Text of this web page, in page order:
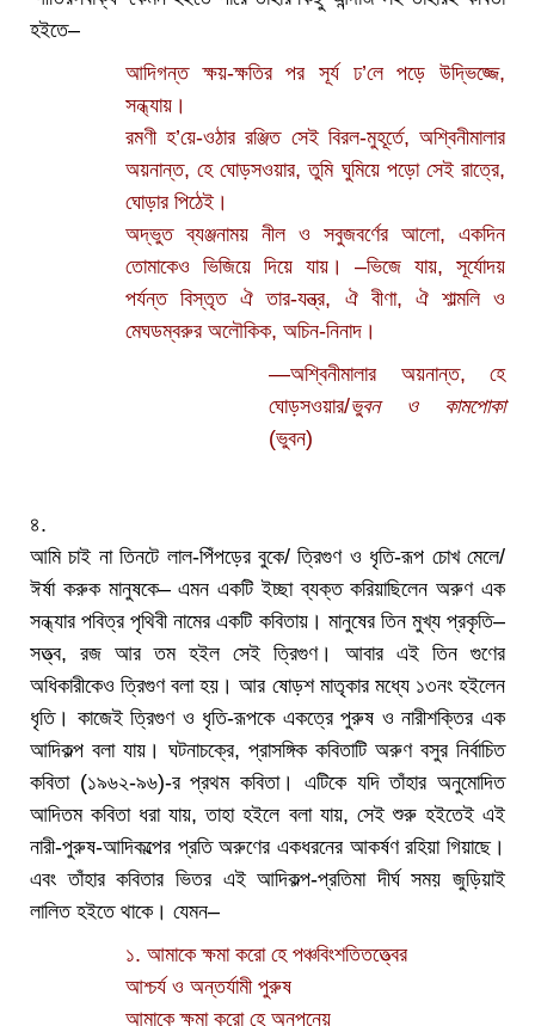
হইতে–
আদিগন্ত ক্ষয়-ক্ষতির পর সূর্য ঢ’লে পড়ে উদ্ভিজ্জে,
সন্ধ্যায়।
রমণী হ’য়ে-ওঠার রঞ্জিত সেই বিরল-মুহূর্তে, অশ্বিনীমালার
অয়নান্ত, হে ঘোড়সওয়ার, তুমি ঘুমিয়ে পড়ো সেই রাত্রে,
ঘোড়ার পিঠেই।
অদ্ভুত ব্যঞ্জনাময় নীল ও সবুজবর্ণের আলো, একদিন
তোমাকেও ভিজিয়ে দিয়ে যায়। –ভিজে যায়, সূর্যোদয়
পর্যন্ত বিস্তৃত ঐ তার-যন্ত্র, ঐ বীণা, ঐ শাল্মলি ও
মেঘডম্বরুর অলৌকিক, অচিন-নিনাদ।
—অশ্বিনীমালার অয়নান্ত, হে
ঘোড়সওয়ার/ভুবন ও কামপোকা
(ভুবন)
৪.
আমি চাই না তিনটে লাল-পিঁপড়ের বুকে/ ত্রিগুণ ও ধৃতি-রূপ চোখ মেলে/
ঈর্ষা করুক মানুষকে– এমন একটি ইচ্ছা ব্যক্ত করিয়াছিলেন অরুণ এক
সন্ধ্যার পবিত্র পৃথিবী নামের একটি কবিতায়। মানুষের তিন মুখ্য প্রকৃতি–
সত্ত্ব, রজ আর তম হইল সেই ত্রিগুণ। আবার এই তিন গুণের
অধিকারীকেও ত্রিগুণ বলা হয়। আর ষোড়শ মাতৃকার মধ্যে ১৩নং হইলেন
ধৃতি। কাজেই ত্রিগুণ ও ধৃতি-রূপকে একত্রে পুরুষ ও নারীশক্তির এক
আদিকল্প বলা যায়। ঘটনাচক্রে, প্রাসঙ্গিক কবিতাটি অরুণ বসুর নির্বাচিত
কবিতা (১৯৬২-৯৬)-র প্রথম কবিতা। এটিকে যদি তাঁহার অনুমোদিত
আদিতম কবিতা ধরা যায়, তাহা হইলে বলা যায়, সেই শুরু হইতেই এই
নারী-পুরুষ-আদিকল্পের প্রতি অরুণের একধরনের আকর্ষণ রহিয়া গিয়াছে।
এবং তাঁহার কবিতার ভিতর এই আদিকল্প-প্রতিমা দীর্ঘ সময় জুড়িয়াই
লালিত হইতে থাকে। যেমন–
১. আমাকে ক্ষমা করো হে পঞ্চবিংশতিতত্ত্বের
আশ্চর্য ও অন্তর্যামী পুরুষ
আমাকে ক্ষমা করো হে অনপনেয়